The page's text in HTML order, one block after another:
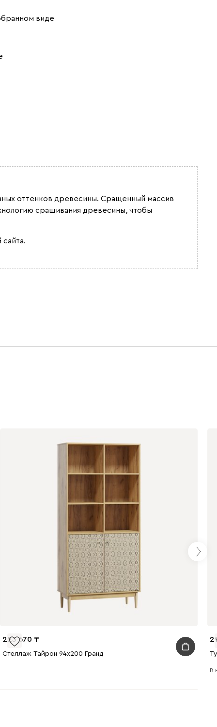
виде
оттенков древесины. Сращенный массив
сращивания древесины, чтобы
223 670
Стеллаж Тайрон 94x200 Гранд ​
В